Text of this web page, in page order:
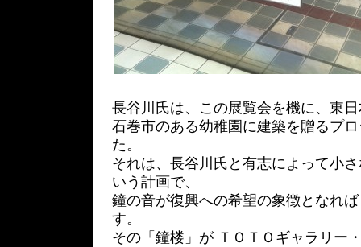
長谷川氏は、この展覧会を機に、東
石巻市のある幼稚園に建築を贈るプ
た。
それは、長谷川氏と有志によって小
いう計画で、
鐘の音が復興への希望の象徴となれ
す。
その「鐘楼」が ＴＯＴＯギャラリー